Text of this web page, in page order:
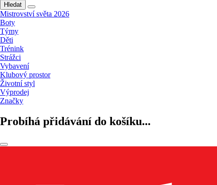
Hledat
Mistrovství světa 2026
Boty
Týmy
Děti
Trénink
Strážci
Vybavení
Klubový prostor
Životní styl
Výprodej
Značky
Probíhá přidávání do košíku...